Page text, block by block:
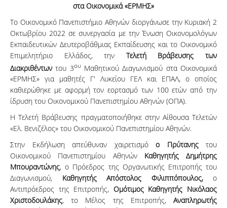
στα Οικονομικά «ΕΡΜΗΣ»
Το Οικονομικό Πανεπιστήμιο Αθηνών διοργάνωσε την Κυριακή 2
Οκτωβρίου 2022 σε συνεργασία με την Ένωση Οικονομολόγων
Εκπαιδευτικών Δευτεροβάθμιας Εκπαίδευσης και το Οικονομικό
Επιμελητήριο Ελλάδος, την Τελετή Βράβευσης των
Διακριθέντων του 3ουΜαθητικού Διαγωνισμού στα Οικονομικά
«ΕΡΜΗΣ» για μαθητές Γ' Λυκείου ΓΕΛ και ΕΠΑΛ, ο οποίος
καθιερώθηκε με αφορμή τον εορτασμό των 100 ετών από την
ίδρυση του Οικονομικού Πανεπιστημίου Αθηνών (ΟΠΑ).
Η Τελετή Βράβευσης πραγματοποιήθηκε στην Αίθουσα Τελετών
«Ελ. Βενιζέλος» του Οικονομικού Πανεπιστημίου Αθηνών.
Στην Εκδήλωση απεύθυναν χαιρετισμό ο Πρύτανηςτου
Οικονομικού Πανεπιστημίου Αθηνών Καθηγητής Δημήτρης
Μπουραντώνης, ο Πρόεδρος της Οργανωτικής Επιτροπής του
Διαγωνισμού, Καθηγητής Απόστολος Φιλιππόπουλος,ο
Αντιπρόεδρος της Επιτροπής, Ομότιμος Καθηγητής Νικόλαος
Χριστοδουλάκης, το Μέλος της Επιτροπής, Αναπληρωτής